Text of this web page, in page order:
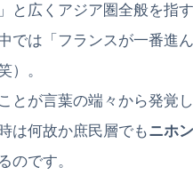
と広くアジア圏全般を指
では「フランスが一番進
）。
とが言葉の端々から発覚
は何故か庶民層でもニホ
のです。